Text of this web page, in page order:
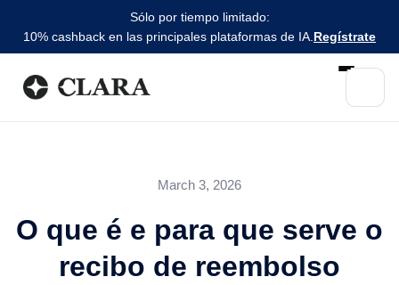
Sólo por tiempo limitado:
10% cashback en las principales plataformas de IA. Regístrate
March 3, 2026
O que é e para que serve o
recibo de reembolso